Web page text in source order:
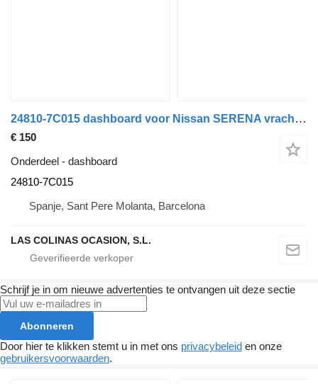
24810-7C015 dashboard voor Nissan SERENA vrachtwagen
€ 150
Onderdeel - dashboard
24810-7C015
Spanje, Sant Pere Molanta, Barcelona
LAS COLINAS OCASION, S.L.
Schrijf je in om nieuwe advertenties te ontvangen uit deze sectie
Abonneren
Door hier te klikken stemt u in met ons privacybeleid en onze
gebruikersvoorwaarden.